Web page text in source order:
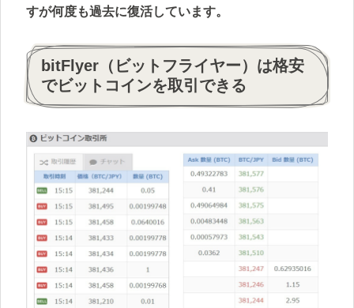
すが何度も過去に復活しています。
bitFlyer（ビットフライヤー）は格安
でビットコインを取引できる